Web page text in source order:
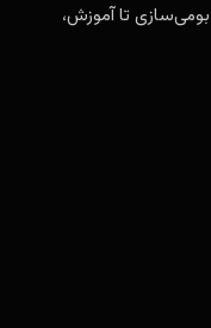
تا آموزش،